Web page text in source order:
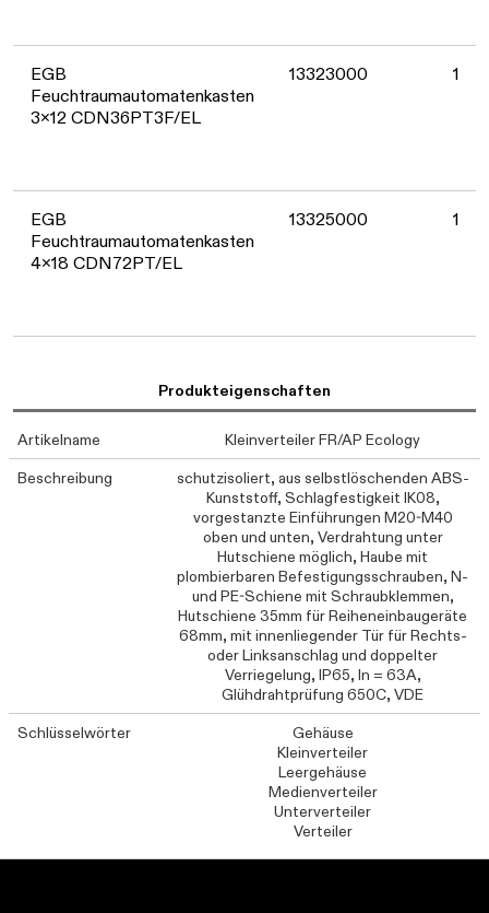
EGB
Feuchtraumautomatenkasten
3x12 CDN36PT3F/EL
13323000 1
EGB
Feuchtraumautomatenkasten
4x18 CDN72PT/EL
13325000 1
Produkteigenschaften
Artikelname
Kleinverteiler FR/AP Ecology
Beschreibung
schutzisoliert, aus selbstlöschenden ABS-
Kunststoff, Schlagfestigkeit IK08,
vorgestanzte Einführungen M20-M40
oben und unten, Verdrahtung unter
Hutschiene möglich, Haube mit
plombierbaren Befestigungsschrauben, N-
und PE-Schiene mit Schraubklemmen,
Hutschiene 35mm für Reiheneinbaugeräte
68mm, mit innenliegender Tür für Rechts-
oder Linksanschlag und doppelter
Verriegelung, IP65, In = 63A,
Glühdrahtprüfung 650C, VDE
Schlüsselwörter
Gehäuse
Kleinverteiler
Leergehäuse
Medienverteiler
Unterverteiler
Verteiler